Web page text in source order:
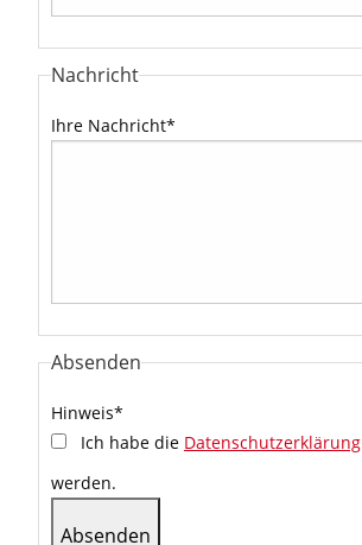
Nachricht
Ihre Nachricht*
Absenden
Hinweis*
Ich habe die Datenschutzerklärung
werden.